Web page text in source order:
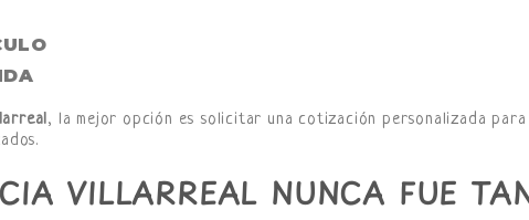
, la mejor opción es solicitar una cotización personalizada para
VILLARREAL NUNCA FUE